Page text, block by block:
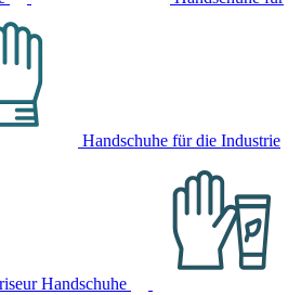
Handschuhe für die Industrie
Handschuhe